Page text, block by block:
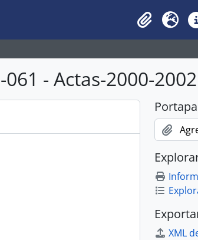
Clipboard
Idioma
- Actas-2000-2002
XML